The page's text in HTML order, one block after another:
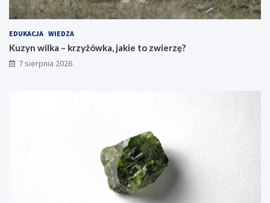
EDUKACJA WIEDZA
Kuzyn wilka – krzyżówka, jakie to zwierzę?
7 sierpnia 2026